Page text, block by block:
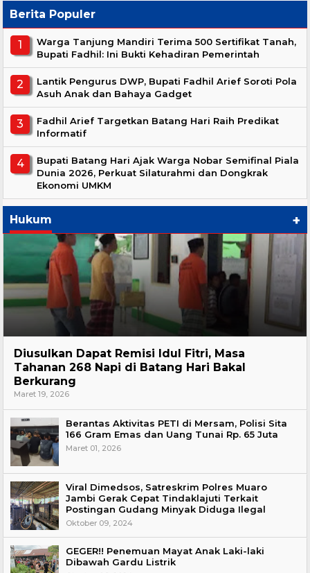
Berita Populer
Warga Tanjung Mandiri Terima 500 Sertifikat Tanah,
Bupati Fadhil: Ini Bukti Kehadiran Pemerintah
Lantik Pengurus DWP, Bupati Fadhil Arief Soroti Pola
Asuh Anak dan Bahaya Gadget
Fadhil Arief Targetkan Batang Hari Raih Predikat
Informatif
Bupati Batang Hari Ajak Warga Nobar Semifinal Piala
Dunia 2026, Perkuat Silaturahmi dan Dongkrak
Ekonomi UMKM
Hukum +
Diusulkan Dapat Remisi Idul Fitri, Masa
Tahanan 268 Napi di Batang Hari Bakal
Berkurang
Maret 19, 2026
Berantas Aktivitas PETI di Mersam, Polisi Sita
166 Gram Emas dan Uang Tunai Rp. 65 Juta
Maret 01, 2026
Viral Dimedsos, Satreskrim Polres Muaro
Jambi Gerak Cepat Tindaklajuti Terkait
Postingan Gudang Minyak Diduga Ilegal
Oktober 09, 2024
GEGER!! Penemuan Mayat Anak Laki-laki
Dibawah Gardu Listrik